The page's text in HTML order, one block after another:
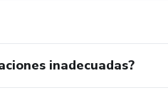
inadecuadas?